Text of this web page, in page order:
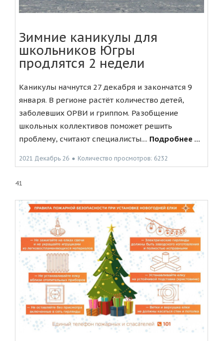
Зимние каникулы для
школьников Югры
продлятся 2 недели
Каникулы начнутся 27 декабря и закончатся 9
января. В регионе растёт количество детей,
заболевших ОРВИ и гриппом. Разобщение
школьных коллективов поможет решить
проблему, считают специалисты.... Подробнее ...
2021 Декабрь 26 ● Количество просмотров: 6232
41